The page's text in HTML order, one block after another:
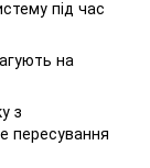
під час
на
з
пересування